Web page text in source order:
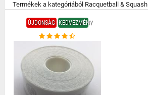
Termékek a kategóriából Racquetball & Squash
ÚJDONSÁG KEDVEZMÉNY